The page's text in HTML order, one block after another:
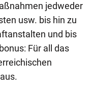
jedweder
usw. bis hin zu
und bis
Für all das